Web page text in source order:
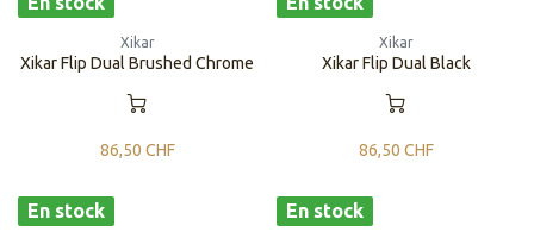
Xikar
Xikar Flip Dual Brushed Chrome
86,50 CHF
Xikar
Xikar Flip Dual Black
86,50 CHF
En stock En stock